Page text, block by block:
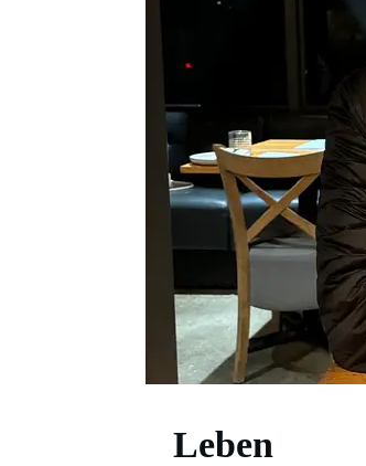
Leben